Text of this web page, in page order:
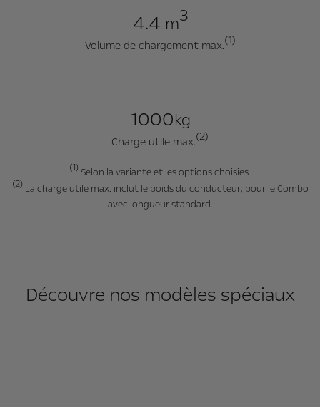
4.4 m3
Volume de chargement max.(1)
1000kg
Charge utile max.(2)
(1) Selon la variante et les options choisies.
(2) La charge utile max. inclut le poids du conducteur; pour le Combo
avec longueur standard.
Découvre nos modèles spéciaux